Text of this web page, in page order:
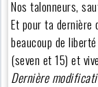
Nos talonneurs,
Et pour ta
beaucoup de
(seven et 15) et
Dernière